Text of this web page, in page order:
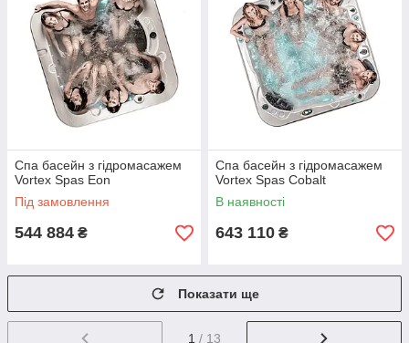
Спа басейн з гідромасажем
Vortex Spas Eon
Під замовлення
544 884 ₴
Спа басейн з гідромасажем
Vortex Spas Cobalt
В наявності
643 110 ₴
Показати ще
1 / 13